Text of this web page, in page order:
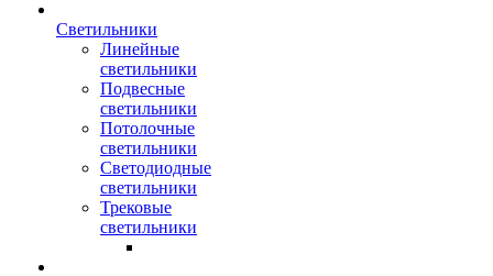
Светильники
Линейные
светильники
Подвесные
светильники
Потолочные
светильники
Светодиодные
светильники
Трековые
светильники